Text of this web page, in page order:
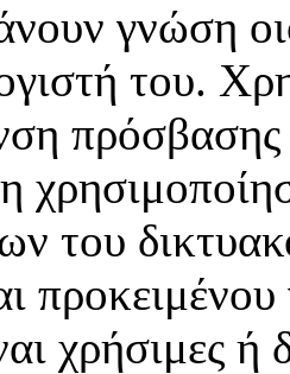
γνώση
του.
του
προκειμένου
χρήσιμες